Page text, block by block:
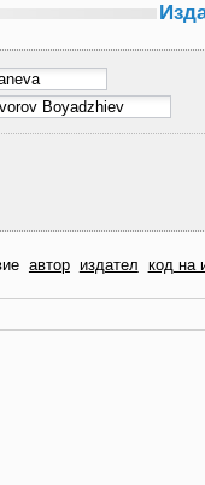
автор издател код на